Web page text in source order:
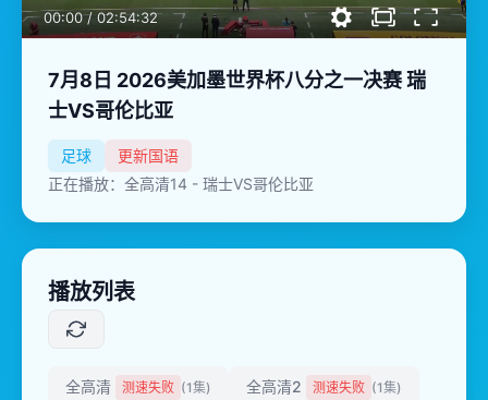
00:00/ 02:54:32
7月8日 2026美加墨世界杯八分之一决赛 瑞
士VS哥伦比亚
足球
更新国语
正在播放：全高清14 - 瑞士VS哥伦比亚
播放列表
全高清 测速失败 (1集) 全高清2 测速失败 (1集)